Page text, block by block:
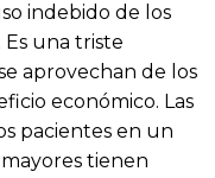
indebido de los
una triste
aprovechan de los
económico. Las
pacientes en un
tienen